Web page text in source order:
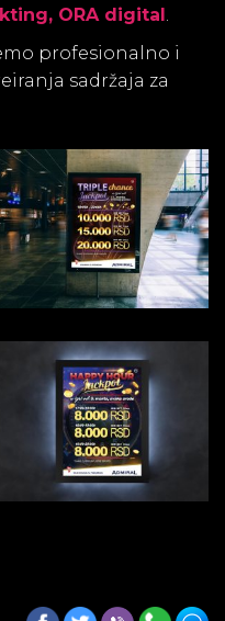
ORA digital
profesionalno i
sadržaja za